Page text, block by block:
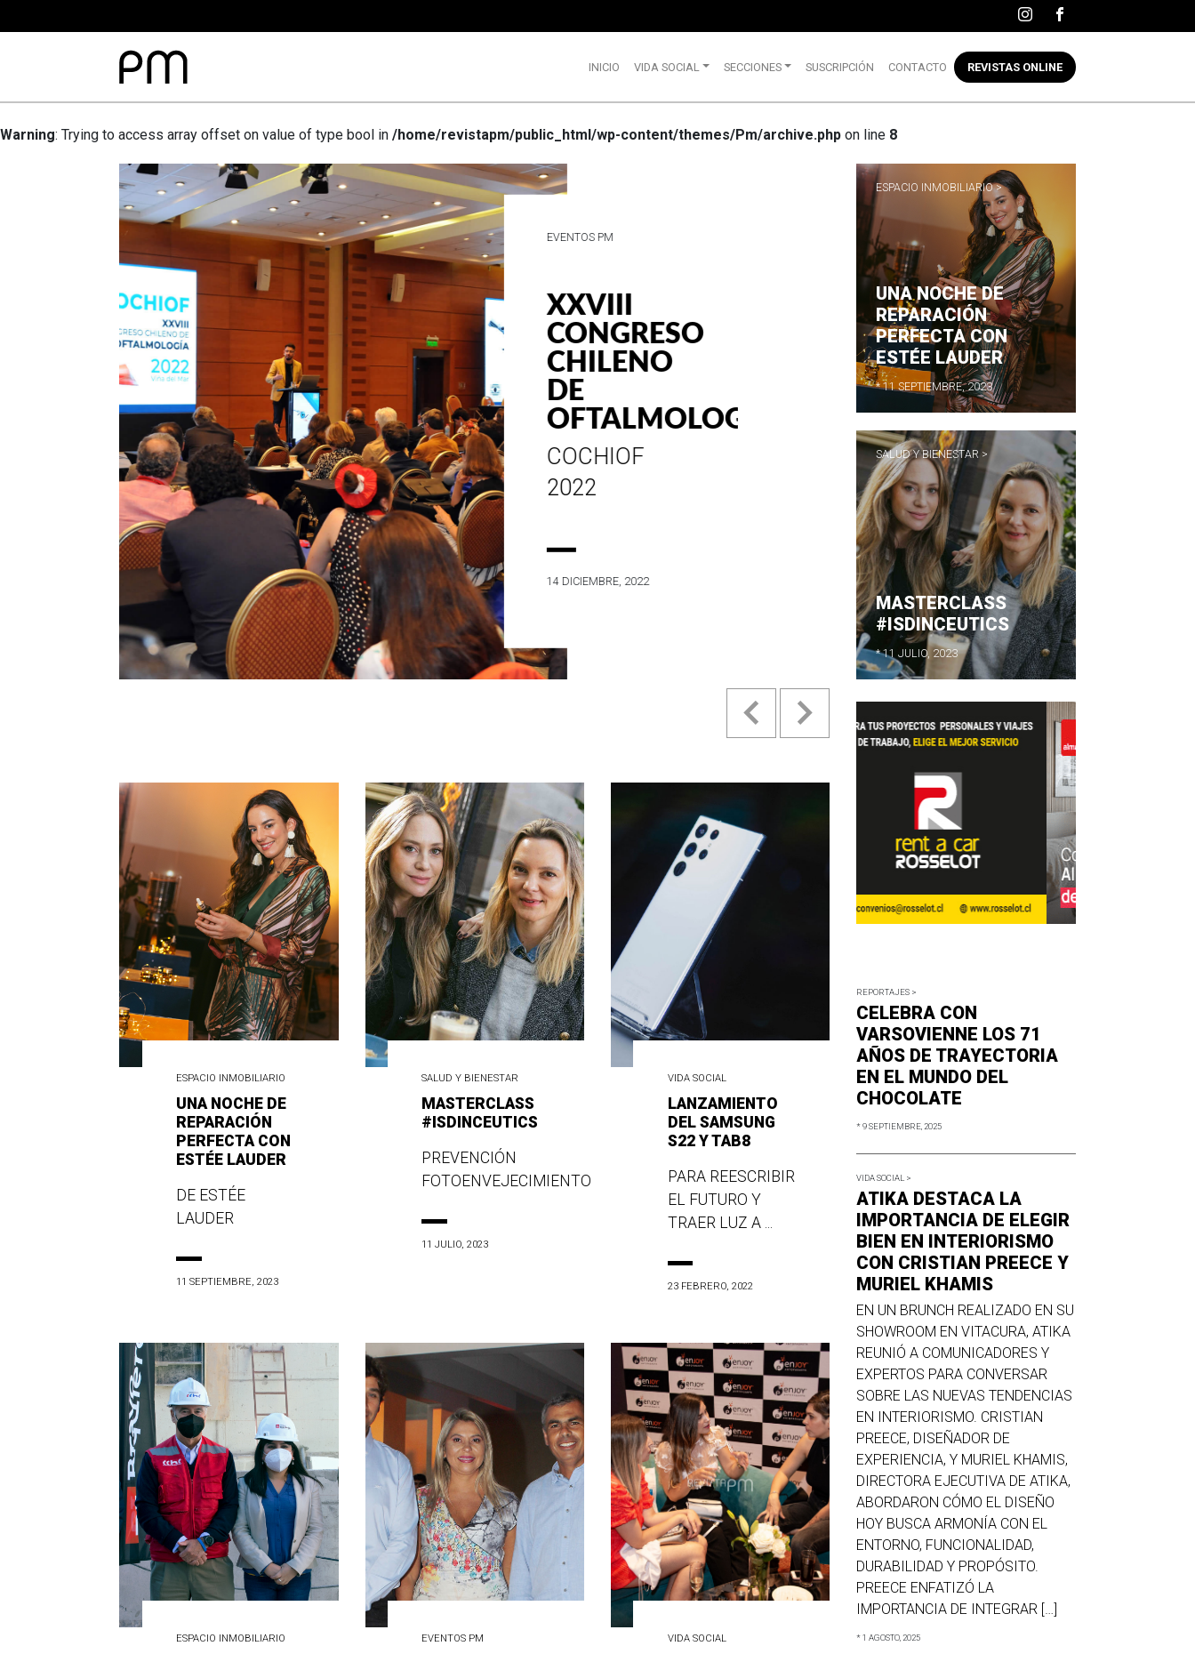
INICIO VIDA SOCIAL SECCIONES SUSCRIPCIÓN CONTACTO REVISTAS ONLINE
Warning: Trying to access array offset on value of type bool in /home/revistapm/public_html/wp-content/themes/Pm/archive.php on line 8
CELEBRA
SUS 75
ESTILO E
HISTORIA
Previous Next
ESPACIO INMOBILIARIO
UNA NOCHE DE
REPARACIÓN
PERFECTA CON
ESTÉE LAUDER
DE ESTÉE
LAUDER
11 SEPTIEMBRE, 2023
SALUD Y BIENESTAR
MASTERCLASS
#ISDINCEUTICS
PREVENCIÓN
FOTOENVEJECIMIENTO
11 JULIO, 2023
VIDA SOCIAL
LANZAMIENTO
DEL SAMSUNG
S22 Y TAB8
PARA REESCRIBIR
EL FUTURO Y
TRAER LUZ A ...
23 FEBRERO, 2022
ESPACIO INMOBILIARIO EVENTOS PM VIDA SOCIAL
ESPACIO INMOBILIARIO >
UNA NOCHE DE
REPARACIÓN
PERFECTA CON
ESTÉE LAUDER
* 11 SEPTIEMBRE, 2023
SALUD Y BIENESTAR >
MASTERCLASS
#ISDINCEUTICS
* 11 JULIO, 2023
REPORTAJES >
CELEBRA CON
VARSOVIENNE LOS 71
AÑOS DE TRAYECTORIA
EN EL MUNDO DEL
CHOCOLATE
* 9 SEPTIEMBRE, 2025
VIDA SOCIAL >
ATIKA DESTACA LA
IMPORTANCIA DE ELEGIR
BIEN EN INTERIORISMO
CON CRISTIAN PREECE Y
MURIEL KHAMIS
EN UN BRUNCH REALIZADO EN SU
SHOWROOM EN VITACURA, ATIKA
REUNIÓ A COMUNICADORES Y
EXPERTOS PARA CONVERSAR
SOBRE LAS NUEVAS TENDENCIAS
EN INTERIORISMO. CRISTIAN
PREECE, DISEÑADOR DE
EXPERIENCIA, Y MURIEL KHAMIS,
DIRECTORA EJECUTIVA DE ATIKA,
ABORDARON CÓMO EL DISEÑO
HOY BUSCA ARMONÍA CON EL
ENTORNO, FUNCIONALIDAD,
DURABILIDAD Y PROPÓSITO.
PREECE ENFATIZÓ LA
IMPORTANCIA DE INTEGRAR […]
* 1 AGOSTO, 2025